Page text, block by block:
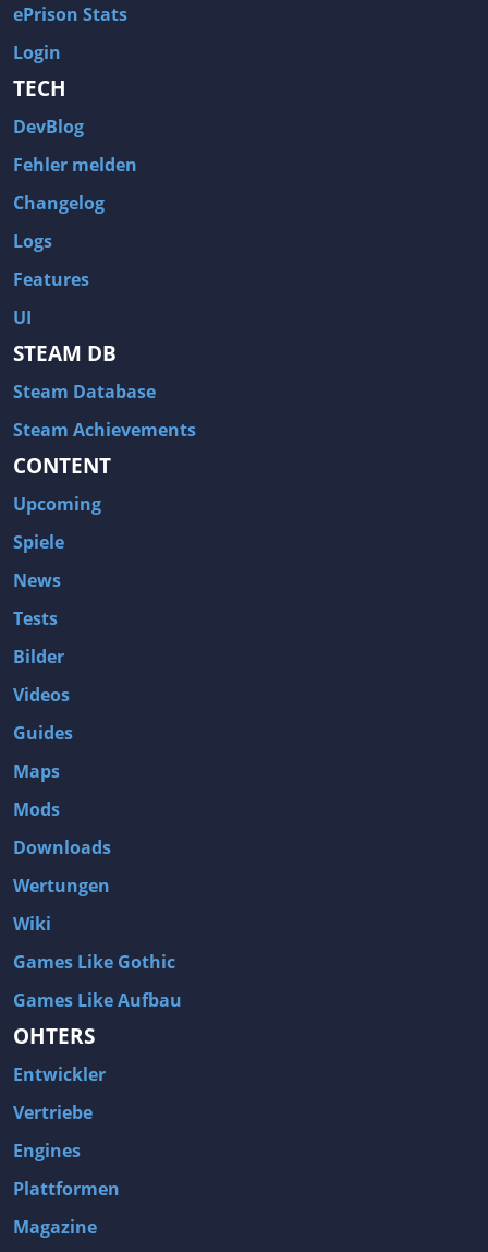
ePrison Stats
Login
TECH
DevBlog
Fehler melden
Changelog
Logs
Features
UI
STEAM DB
Steam Database
Steam Achievements
CONTENT
Upcoming
Spiele
News
Tests
Bilder
Videos
Guides
Maps
Mods
Downloads
Wertungen
Wiki
Games Like Gothic
Games Like Aufbau
OHTERS
Entwickler
Vertriebe
Engines
Plattformen
Magazine